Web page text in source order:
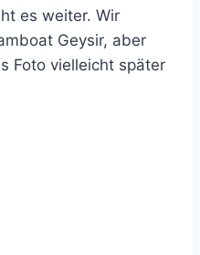
es weiter. Wir
Geysir, aber
Foto vielleicht später